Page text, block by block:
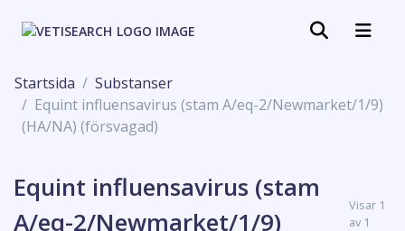
Startsida
Substanser
Equint influensavirus (stam A/eq-2/Newmarket/1/9)
(HA/NA) (försvagad)
Equint influensavirus (stam
A/eq-2/Newmarket/1/9)
Visar 1
av 1